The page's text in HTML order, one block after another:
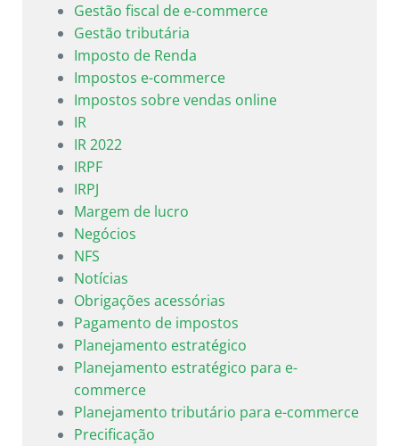
Gestão fiscal de e-commerce
Gestão tributária
Imposto de Renda
Impostos e-commerce
Impostos sobre vendas online
IR
IR 2022
IRPF
IRPJ
Margem de lucro
Negócios
NFS
Notícias
Obrigações acessórias
Pagamento de impostos
Planejamento estratégico
Planejamento estratégico para e-
commerce
Planejamento tributário para e-commerce
Precificação